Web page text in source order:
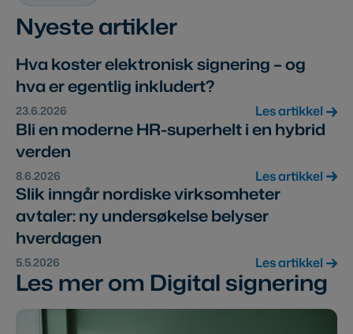
Nyeste artikler
Hva koster elektronisk signering – og
hva er egentlig inkludert?
23.6.2026 Les artikkel
Bli en moderne HR-superhelt i en hybrid
verden
8.6.2026 Les artikkel
Slik inngår nordiske virksomheter
avtaler: ny undersøkelse belyser
hverdagen
5.5.2026 Les artikkel
Les mer om Digital signering